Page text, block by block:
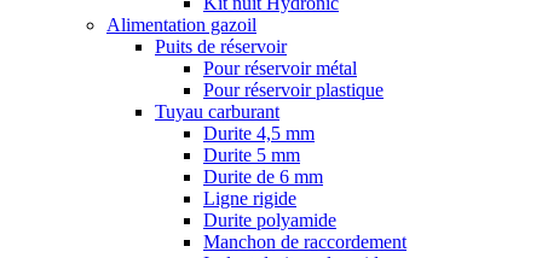
Alimentation gazoil
Puits de réservoir
Pour réservoir métal
Pour réservoir plastique
Tuyau carburant
Durite 4,5 mm
Durite 5 mm
Durite de 6 mm
Ligne rigide
Durite polyamide
Manchon de raccordement